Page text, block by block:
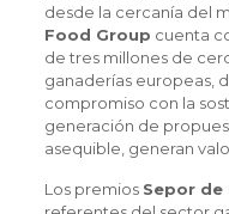
desde la cercanía del
Food Group cuenta
de tres millones de
ganaderías europeas,
compromiso con la
generación de
asequible, generan
Los premios Sepor de